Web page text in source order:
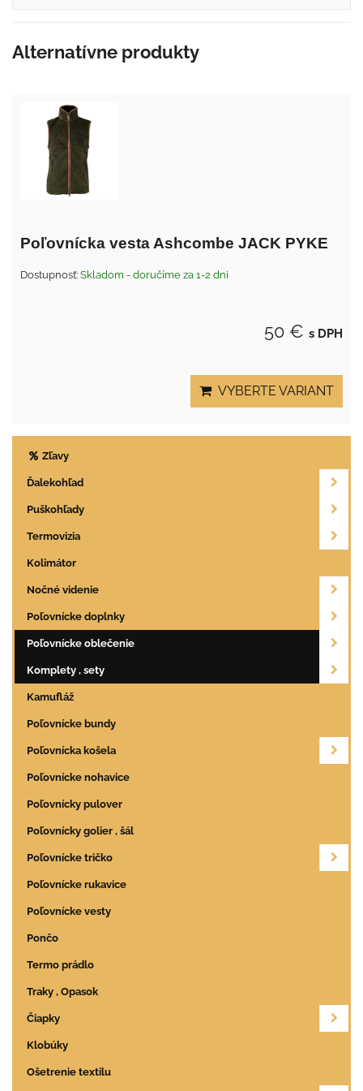
Alternatívne produkty
Poľovnícka vesta Ashcombe JACK PYKE
Dostupnosť: Skladom - doručíme za 1-2 dni
50 € s DPH
VYBERTE VARIANT
Zľavy
Ďalekohľad
Puškohľady
Termovizia
Kolimátor
Nočné videnie
Poľovnícke doplnky
Poľovnícke oblečenie
Komplety , sety
Kamufláž
Poľovnícke bundy
Poľovnícka košela
Poľovnícke nohavice
Poľovnícky pulover
Poľovnícky golier , šál
Poľovnícke tričko
Poľovnícke rukavice
Poľovnícke vesty
Pončo
Termo prádlo
Traky , Opasok
Čiapky
Klobúky
Ošetrenie textilu